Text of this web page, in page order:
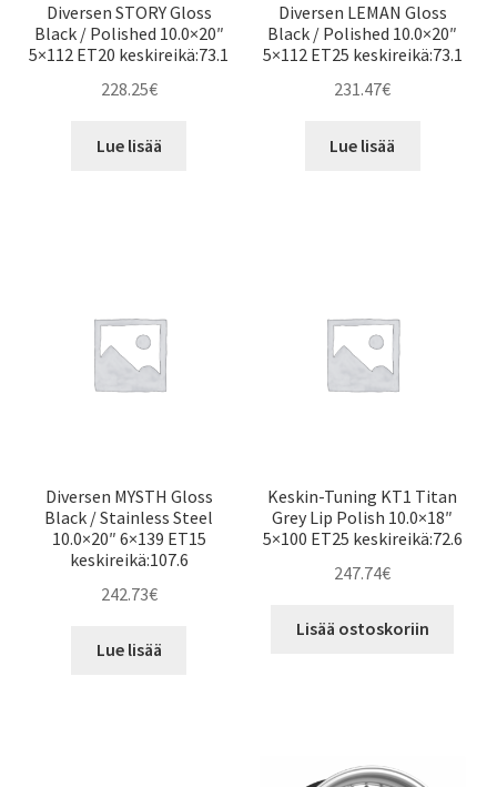
Diversen STORY Gloss
Black / Polished 10.0×20″
5×112 ET20 keskireikä:73.1
228.25€
Lue lisää
Diversen LEMAN Gloss
Black / Polished 10.0×20″
5×112 ET25 keskireikä:73.1
231.47€
Lue lisää
Diversen MYSTH Gloss
Black / Stainless Steel
10.0×20″ 6×139 ET15
keskireikä:107.6
242.73€
Lue lisää
Keskin-Tuning KT1 Titan
Grey Lip Polish 10.0×18″
5×100 ET25 keskireikä:72.6
247.74€
Lisää ostoskoriin